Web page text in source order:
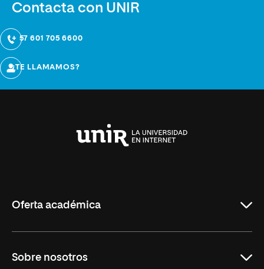
Contacta con UNIR
+ 57 601 705 6600
¿TE LLAMAMOS?
Oferta académica
Maestrías
Sobre nosotros